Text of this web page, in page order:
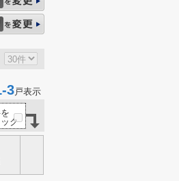
3戸表示
ク